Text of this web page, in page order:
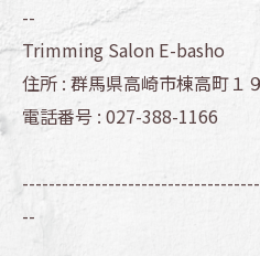
--
Trimming Salon E-basho
住所 : 群馬県高崎市棟高町１
電話番号 : 027-388-1166
--